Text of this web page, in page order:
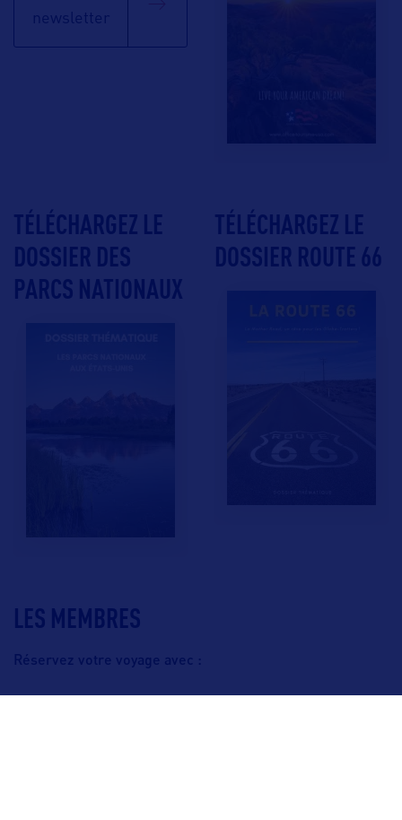
LES MEMBRES
Réservez votre voyage avec :
newsletter
TÉLÉCHARGEZ LE
DOSSIER DES
PARCS NATIONAUX
TÉLÉCHARGEZ LE
DOSSIER ROUTE 66